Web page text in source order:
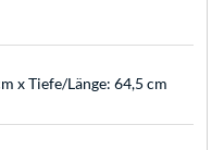
x Tiefe/Länge: 64,5 cm